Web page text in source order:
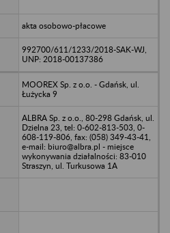
akta osobowo-płacowe
992700/611/1233/2018-SAK-WJ,
UNP: 2018-00137386
MOOREX Sp. z o.o. - Gdańsk, ul.
Łużycka 9
ALBRA Sp. z o.o., 80-298 Gdańsk, ul.
Dzielna 23, tel: 0-602-813-503, 0-
608-119-806, fax: (058) 349-43-41,
e-mail: biuro@albra.pl - miejsce
wykonywania działalności: 83-010
Straszyn, ul. Turkusowa 1A